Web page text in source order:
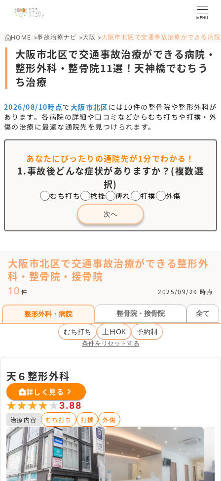
MENU
HOME >事故治療ナビ >大阪 >大阪市北区で交通事故治療ができる病
大阪市北区で交通事故治療ができる病院・
整形外科・整骨院11選！天神橋でむちう
ち治療
2026/08/10時点で大阪市北区には 10件の整骨院や整形外科が
あります。各病院の詳細や口コミなどからむち打ちや打撲・外
傷の治療に最適な通院先を見つけられます。
あなたにぴったりの通院先が1分でわかる！
1.事故後どんな症状がありますか？(複数選
択)
むち打ち 捻挫 痺れ 打撲 外傷
次へ
大阪市北区で交通事故治療ができる整形外
科・整骨院・接骨院
10 件 2025/09/29 時点
整形外科・病院 整骨院・接骨院 全て
むち打ち 土日OK 予約制
条件をリセットする
天６整形外科
詳しく見る
★★★★★
★★★★★3.88
治療内容 むち打ち 打撲 外傷